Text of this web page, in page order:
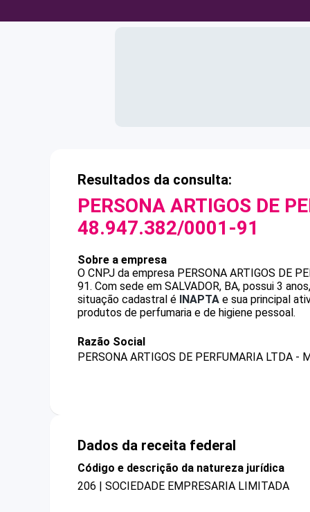
Resultados da consulta:
PERSONA ARTIGOS DE
48.947.382/0001-91
Sobre a empresa
O CNPJ da empresa PERSONA ARTIGOS DE
91. Com sede em SALVADOR, BA, possui 3
situação cadastral é INAPTA e sua principal
produtos de perfumaria e de higiene pessoal.
Razão Social
PERSONA ARTIGOS DE PERFUMARIA LTDA -
Dados da receita federal
Código e descrição da natureza jurídica
206 | SOCIEDADE EMPRESARIA LIMITADA